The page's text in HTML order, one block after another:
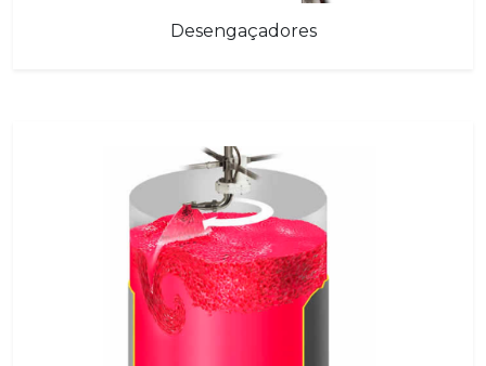
Desengaçadores